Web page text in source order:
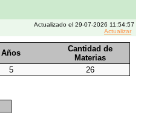
Actualizado el 29-07-2026 11:54:57
Actualizar
Años
Cantidad de
Materias
5
26